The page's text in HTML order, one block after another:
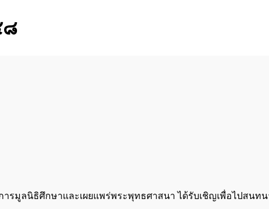
๘
มูลนิธิศึกษาและเผยแพร่พระพุทธศาสนา ได้รับเชิญเพื่อไปสนท